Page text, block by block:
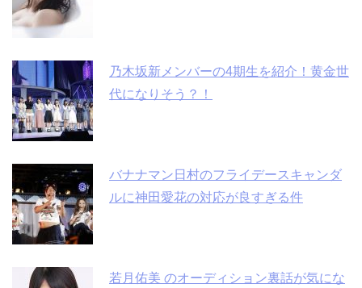
乃木坂新メンバーの4期生を紹介！黄金世
代になりそう？！
バナナマン日村のフライデースキャンダ
ルに神田愛花の対応が良すぎる件
若月佑美 のオーディション裏話が気にな